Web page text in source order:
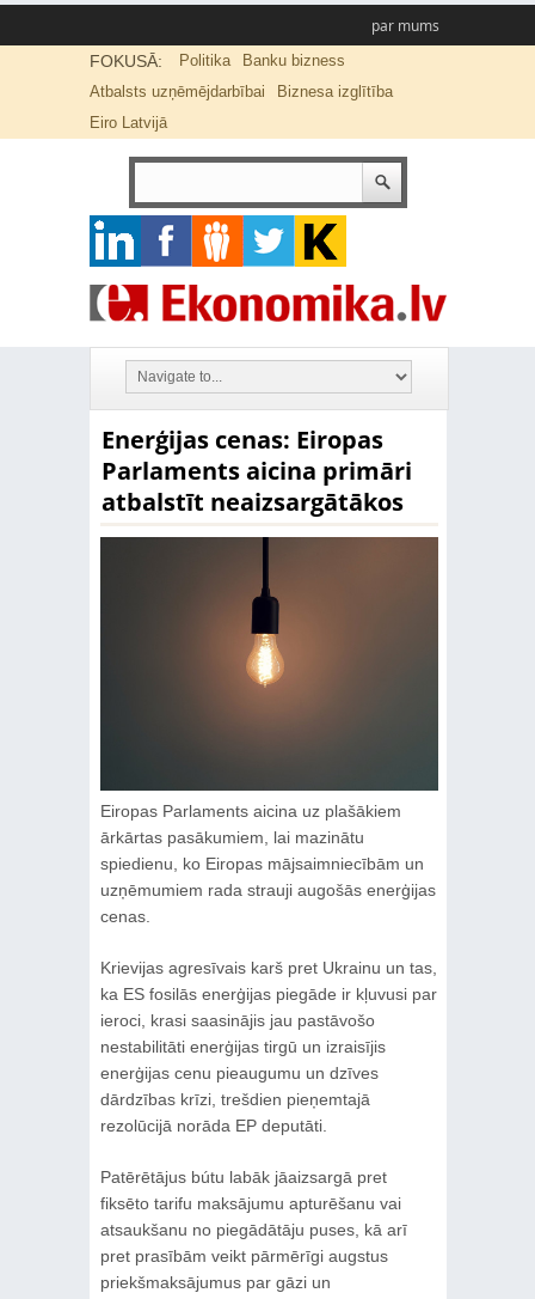
par mums
FOKUSĀ: Politika
Banku bizness
Atbalsts uzņēmējdarbībai
Biznesa izglītība
Eiro Latvijā
Enerģijas cenas: Eiropas
Parlaments aicina primāri
atbalstīt neaizsargātākos
Eiropas Parlaments aicina uz plašākiem
ārkārtas pasākumiem, lai mazinātu
spiedienu, ko Eiropas mājsaimniecībām un
uzņēmumiem rada strauji augošās enerģijas
cenas.
Krievijas agresīvais karš pret Ukrainu un tas,
ka ES fosilās enerģijas piegāde ir kļuvusi par
ieroci, krasi saasinājis jau pastāvošo
nestabilitāti enerģijas tirgū un izraisījis
enerģijas cenu pieaugumu un dzīves
dārdzības krīzi, trešdien pieņemtajā
rezolūcijā norāda EP deputāti.
Patērētājus bútu labāk jāaizsargā pret
fiksēto tarifu maksājumu apturēšanu vai
atsaukšanu no piegādātāju puses, kā arī
pret prasībām veikt pārmērīgi augstus
priekšmaksājumus par gāzi un